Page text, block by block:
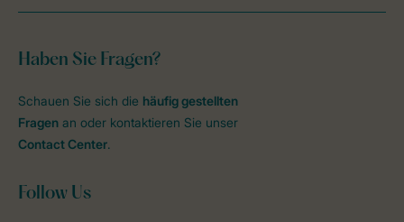
Haben Sie Fragen?
Schauen Sie sich die häufig gestellten
Fragen an oder kontaktieren Sie unser
Contact Center.
Follow Us